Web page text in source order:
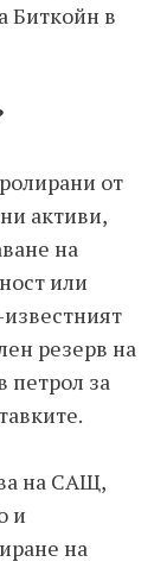
Биткойн в
от
активи,
на
или
резерв на
петрол за
на САЩ,
и
на